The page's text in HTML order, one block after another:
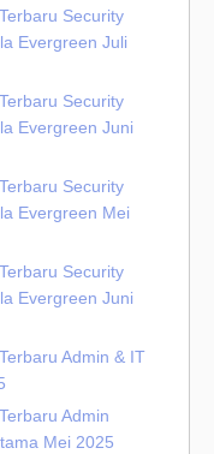
Security
Evergreen Juli
Security
Evergreen Juni
Security
Evergreen Mei
Security
Evergreen Juni
Admin & IT
Admin
Mei 2025